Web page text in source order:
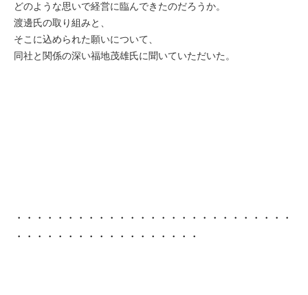
どのような思いで経営に臨んできたのだろうか。
渡邊氏の取り組みと、
そこに込められた願いについて、
同社と関係の深い福地茂雄氏に聞いていただいた。
・・・・・・・・・・・・・・・・・・・・・・・・・・・
・・・・・・・・・・・・・・・・・・